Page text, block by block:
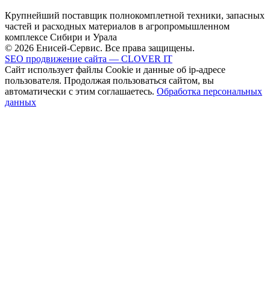
Крупнейший поставщик полнокомплетной техники, запасных
частей и расходных материалов в агропромышленном
комплексе Сибири и Урала
© 2026 Енисей-Сервис. Все права защищены.
SEO продвижение сайта — CLOVER IT
Сайт использует файлы Cookie и данные об ip-адресе
пользователя. Продолжая пользоваться сайтом, вы
автоматически с этим соглашаетесь. Обработка персональных
данных